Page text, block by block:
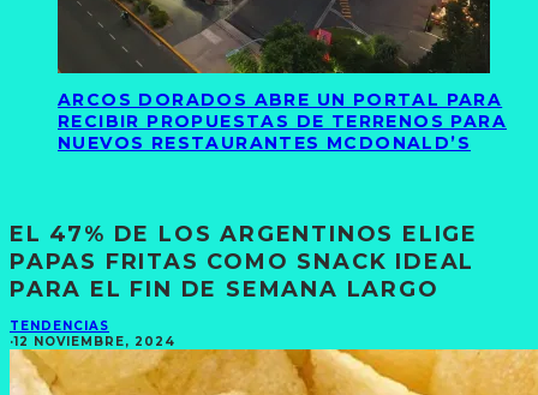
ARCOS DORADOS ABRE UN PORTAL PARA
RECIBIR PROPUESTAS DE TERRENOS PARA
NUEVOS RESTAURANTES MCDONALD’S
EL 47% DE LOS ARGENTINOS ELIGE
PAPAS FRITAS COMO SNACK IDEAL
PARA EL FIN DE SEMANA LARGO
TENDENCIAS
·12 NOVIEMBRE, 2024